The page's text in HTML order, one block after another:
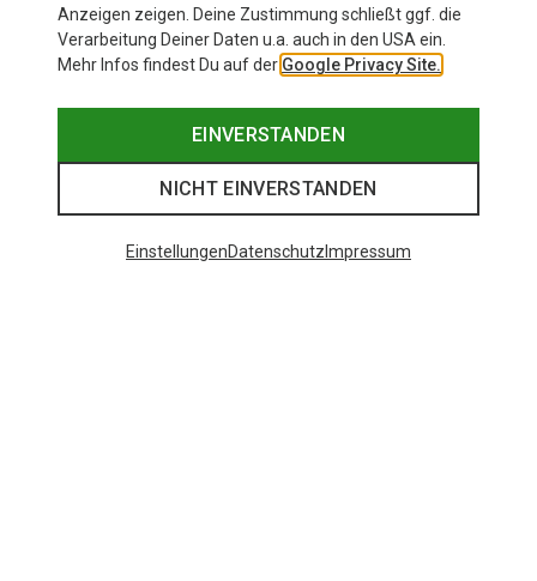
Anzeigen zeigen. Deine Zustimmung schließt ggf. die
Verarbeitung Deiner Daten u.a. auch in den USA ein.
Mehr Infos findest Du auf der Google Privacy Site.
EINVERSTANDEN
NICHT EINVERSTANDEN
EinstellungenDatenschutz Impressum